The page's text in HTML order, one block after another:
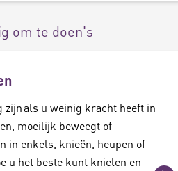
om te doen's
zijn als u weinig kracht heeft in
moeilijk beweegt of
in enkels, knieën, heupen of
u het beste kunt knielen en